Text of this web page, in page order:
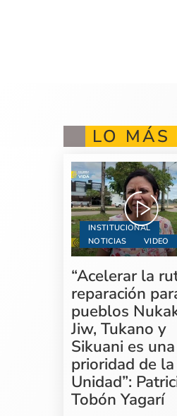
LO MÁS
INSTITUCIONAL
NOTICIAS
VIDEO
“Acelerar la
reparación
pueblos
Jiw, Tukano y
Sikuani es una
prioridad de la
Unidad”:
Tobón Yagarí